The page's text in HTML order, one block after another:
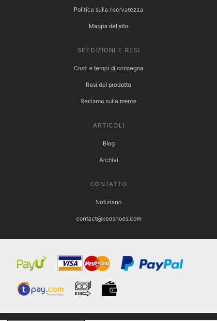
Politica sulla riservatezza
Mappa del sito
SPEDIZIONI E RESI
Costi e tempi di consegna
Resi del prodotto
Reclamo sulla merce
ARTICOLI
Blog
Archivi
CONTATTO
Notiziario
contact@keeshoes.com